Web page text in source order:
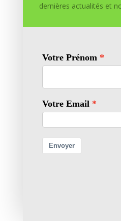
dernières actualités et